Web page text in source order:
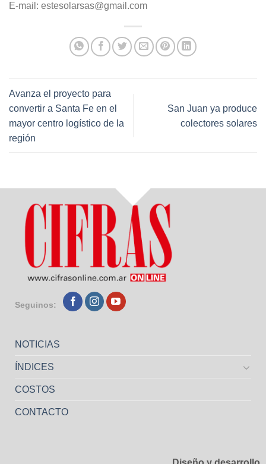
E-mail: estesolarsas@gmail.com
Avanza el proyecto para
convertir a Santa Fe en el
mayor centro logístico de la
región
San Juan ya produce
colectores solares
Seguinos:
NOTICIAS
ÍNDICES
COSTOS
CONTACTO